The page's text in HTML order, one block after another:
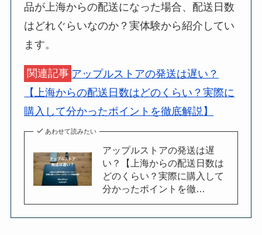
品が上海からの配送になった場合、配送日数
はどれぐらいなのか？実体験から紹介してい
ます。
関連記事 アップルストアの発送は遅い？
【上海からの配送日数はどのくらい？実際に
購入して分かったポイントを徹底解説】
あわせて読みたい
アップルストアの発送は遅
い？【上海からの配送日数は
どのくらい？実際に購入して
分かったポイントを徹…